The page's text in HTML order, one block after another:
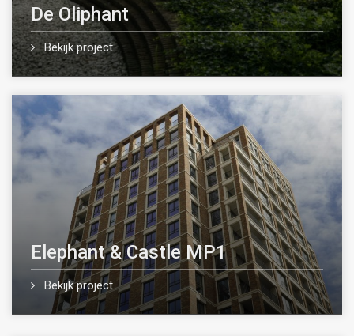
De Oliphant
Bekijk project
Elephant & Castle MP1
Bekijk project